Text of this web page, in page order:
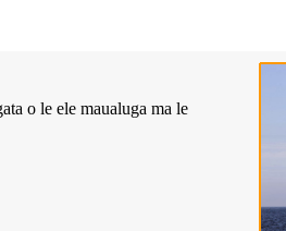
o le ele maualuga ma le